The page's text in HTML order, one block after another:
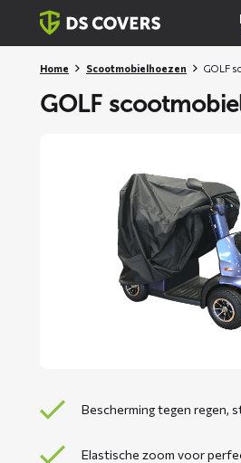
Skiplinks
Home Scootmobielhoezen GOLF
GOLF
Bescherming tegen regen,
Elastische zoom voor